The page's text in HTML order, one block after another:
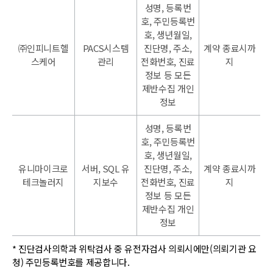
㈜인피니트헬
스케어
PACS시스템
관리
성명, 등록번
호, 주민등록번
호, 생년월일,
진단명, 주소,
전화번호, 진료
정보 등 모든
제반수집 개인
정보
계약 종료시까
지
유니마이크로
테크놀러지
서버, SQL 유
지보수
성명, 등록번
호, 주민등록번
호, 생년월일,
진단명, 주소,
전화번호, 진료
정보 등 모든
제반수집 개인
정보
계약 종료시까
지
* 진단검사의학과 위탁검사 중 유전자검사 의뢰시에만(의뢰기관 요
청) 주민등록번호를 제공합니다.